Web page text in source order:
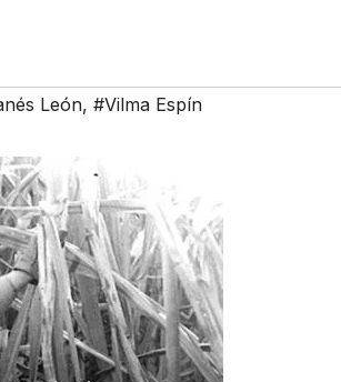
León, #Vilma Espín